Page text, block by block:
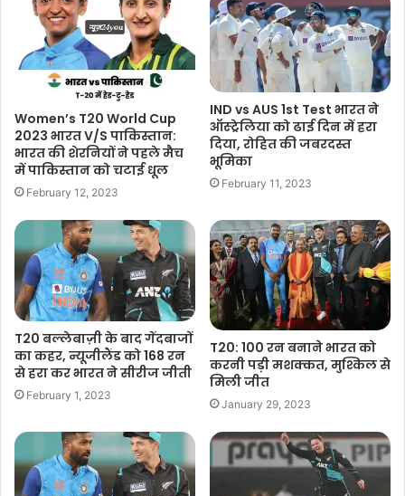
Women’s T20 World Cup
2023 भारत V/S पाकिस्तान:
भारत की शेरनियों ने पहले मैच
में पाकिस्तान को चटाई धूल
February 12, 2023
IND vs AUS 1st Test भारत ने
ऑस्ट्रेलिया को ढाई दिन में हरा
दिया, रोहित की जबरदस्त
भूमिका
February 11, 2023
T20 बल्लेबाज़ी के बाद गेंदबाजों
का कहर, न्यूजीलैंड को 168 रन
से हरा कर भारत ने सीरीज जीती
February 1, 2023
T20: 100 रन बनाने भारत को
करनी पड़ी मशक्कत, मुश्किल से
मिली जीत
January 29, 2023